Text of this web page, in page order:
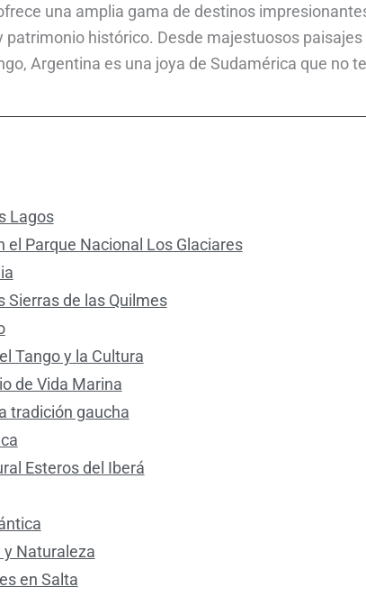
una amplia gama de destinos
patrimonio histórico. Desde majestuosos
Argentina es una joya de Sudamérica que no
Lagos
el Parque Nacional Los Glaciares
Sierras de las Quilmes
Tango y la Cultura
de Vida Marina
tradición gaucha
Esteros del Iberá
y Naturaleza
en Salta